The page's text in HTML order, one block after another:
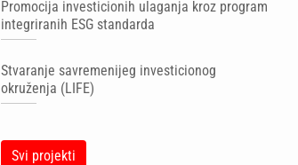
Promocija investicionih ulaganja kroz program
integriranih ESG standarda
Stvaranje savremenijeg investicionog
okruženja (LIFE)
Svi projekti